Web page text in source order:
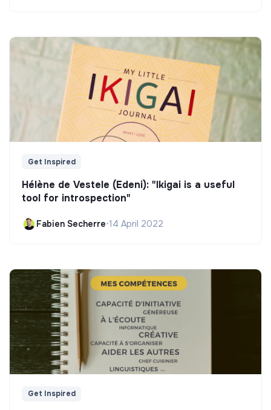
Get Inspired
Hélène de Vestele (Edeni): "Ikigai is a useful
tool for introspection"
Fabien Secherre•14 April 2022
Get Inspired